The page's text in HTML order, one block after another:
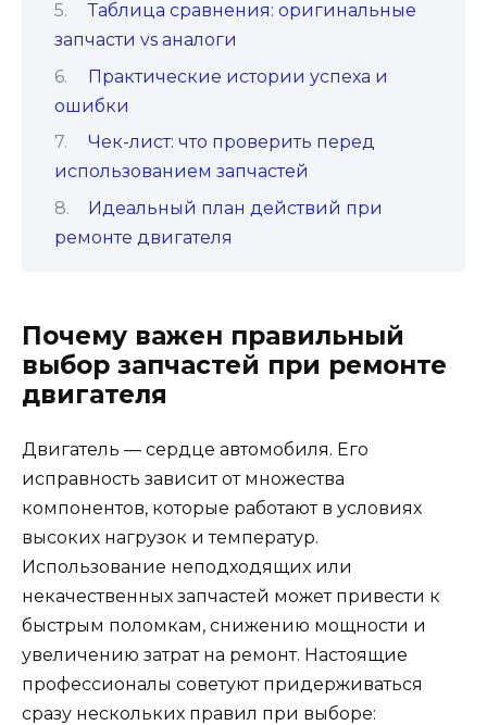
Таблица сравнения: оригинальные
запчасти vs аналоги
Практические истории успеха и
ошибки
Чек-лист: что проверить перед
использованием запчастей
Идеальный план действий при
ремонте двигателя
Почему важен правильный
выбор запчастей при ремонте
двигателя
Двигатель — сердце автомобиля. Его
исправность зависит от множества
компонентов, которые работают в условиях
высоких нагрузок и температур.
Использование неподходящих или
некачественных запчастей может привести к
быстрым поломкам, снижению мощности и
увеличению затрат на ремонт. Настоящие
профессионалы советуют придерживаться
сразу нескольких правил при выборе: